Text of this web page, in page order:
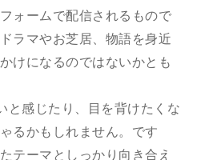
ォームで配信されるもので
ラマやお芝居、物語を⾝近
けになるのではないかとも
と感じたり、⽬を背けたくな
るかもしれません。です
テーマとしっかり向き合え